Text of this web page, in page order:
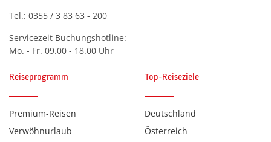
Tel.: 0355 / 3 83 63 - 200
Servicezeit Buchungshotline:
Mo. - Fr. 09.00 - 18.00 Uhr
Reiseprogramm
Premium-Reisen
Verwöhnurlaub
Top-Reiseziele
Deutschland
Österreich